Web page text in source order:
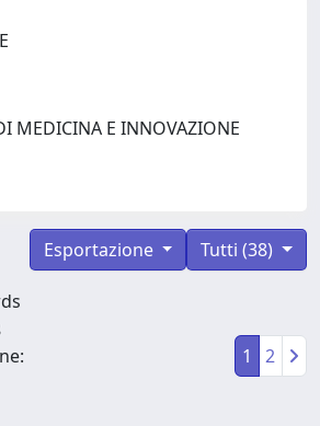
MEDICINA E INNOVAZIONE
Tutti (38)
Esportazione
1 2